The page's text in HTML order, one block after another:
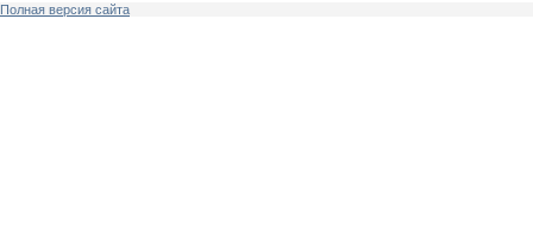
Полная версия сайта